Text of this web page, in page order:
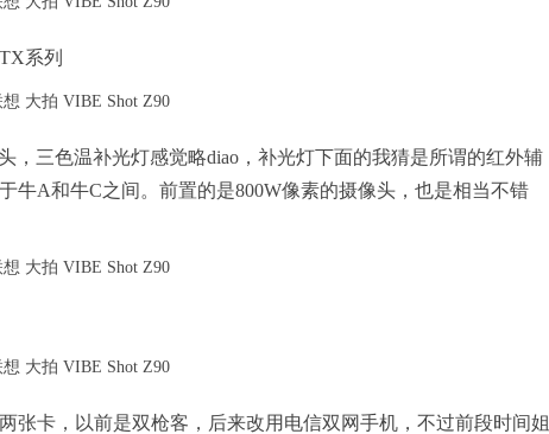
系列
，三色温补光灯感觉略diao，补光灯下面的我猜是所谓的红外辅
牛A和牛C之间。前置的是800W像素的摄像头，也是相当不错
张卡，以前是双枪客，后来改用电信双网手机，不过前段时间姐